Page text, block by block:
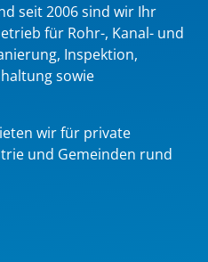
seit 2006 sind wir Ihr
für Rohr-, Kanal- und
Inspektion,
sowie
wir für private
und Gemeinden rund